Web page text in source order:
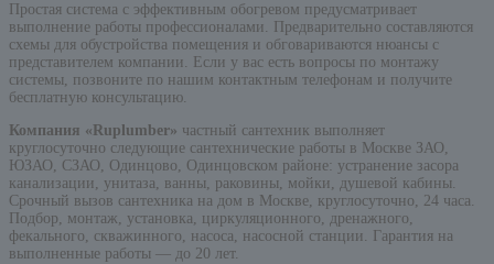
Простая система с эффективным обогревом предусматривает
выполнение работы профессионалами. Предварительно составляются
схемы для обустройства помещения и обговариваются нюансы с
представителем компании. Если у вас есть вопросы по монтажу
системы, позвоните по нашим контактным телефонам и получите
бесплатную консультацию.
Компания «Ruplumber» частный сантехник выполняет
круглосуточно следующие сантехнические работы в Москве ЗАО,
ЮЗАО, СЗАО, Одинцово, Одинцовском районе: устранение засора
канализации, унитаза, ванны, раковины, мойки, душевой кабины.
Срочный вызов сантехника на дом в Москве, круглосуточно, 24 часа.
Подбор, монтаж, установка, циркуляционного, дренажного,
фекального, скважинного, насоса, насосной станции. Гарантия на
выполненные работы — до 20 лет.